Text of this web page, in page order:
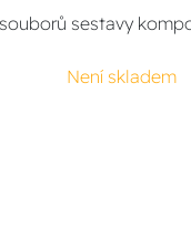
sestavy
Není skladem